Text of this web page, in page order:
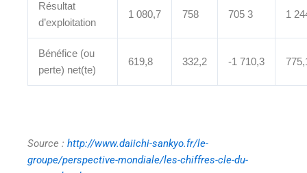
Résultat
d’exploitation
1 080,7 758 705 3 1
Bénéfice (ou
perte) net(te)
619,8 332,2 -1 710,3
Source : http://www.daiichi-sankyo.fr/le-
groupe/perspective-mondiale/les-chiffres-cle-du-